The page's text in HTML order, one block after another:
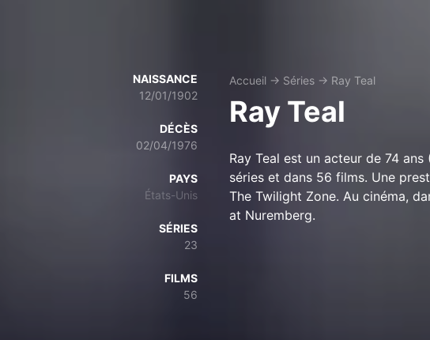
NAISSANCE
12/01/1902
DÉCÈS
02/04/1976
PAYS
États-Unis
SÉRIES
23
FILMS
56
Accueil → Séries → Ray Teal
Ray Teal
Ray Teal est un acteur de 74
séries et dans 56 films. Une
The Twilight Zone. Au cinéma,
at Nuremberg.